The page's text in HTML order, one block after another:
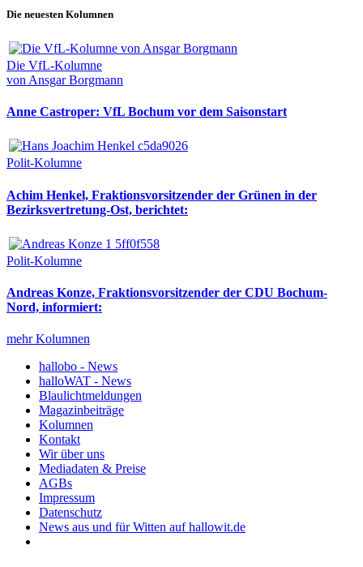
Die neuesten Kolumnen
Die VfL-Kolumne
von Ansgar Borgmann
Anne Castroper: VfL Bochum vor dem Saisonstart
Polit-Kolumne
Achim Henkel, Fraktionsvorsitzender der Grünen in der
Bezirksvertretung-Ost, berichtet:
Polit-Kolumne
Andreas Konze, Fraktionsvorsitzender der CDU Bochum-
Nord, informiert:
mehr Kolumnen
hallobo - News
halloWAT - News
Blaulichtmeldungen
Magazinbeiträge
Kolumnen
Kontakt
Wir über uns
Mediadaten & Preise
AGBs
Impressum
Datenschutz
News aus und für Witten auf hallowit.de